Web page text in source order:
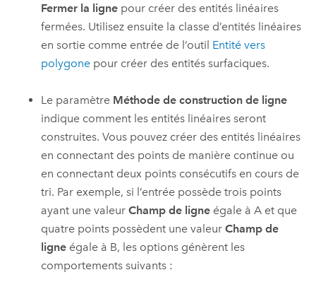
Fermer la ligne pour créer des entités linéaires
fermées. Utilisez ensuite la classe d’entités linéaires
en sortie comme entrée de l’outil Entité vers
polygone pour créer des entités surfaciques.
Le paramètre Méthode de construction de ligne
indique comment les entités linéaires seront
construites. Vous pouvez créer des entités linéaires
en connectant des points de manière continue ou
en connectant deux points consécutifs en cours de
tri. Par exemple, si l’entrée possède trois points
ayant une valeurChamp de ligne égale à A et que
quatre points possèdent une valeurChamp de
ligne égale à B, les options génèrent les
comportements suivants :